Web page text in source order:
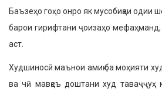
Баъзеҳо гоҳо онро як му­собиқаи одии
барои гирифтани ҷоизаҳо мефаҳманд,
аст.
Худшиносӣ маънои амиқ ба моҳияти
ва чӣ мавқеъ доштани худ таваҷҷуҳ